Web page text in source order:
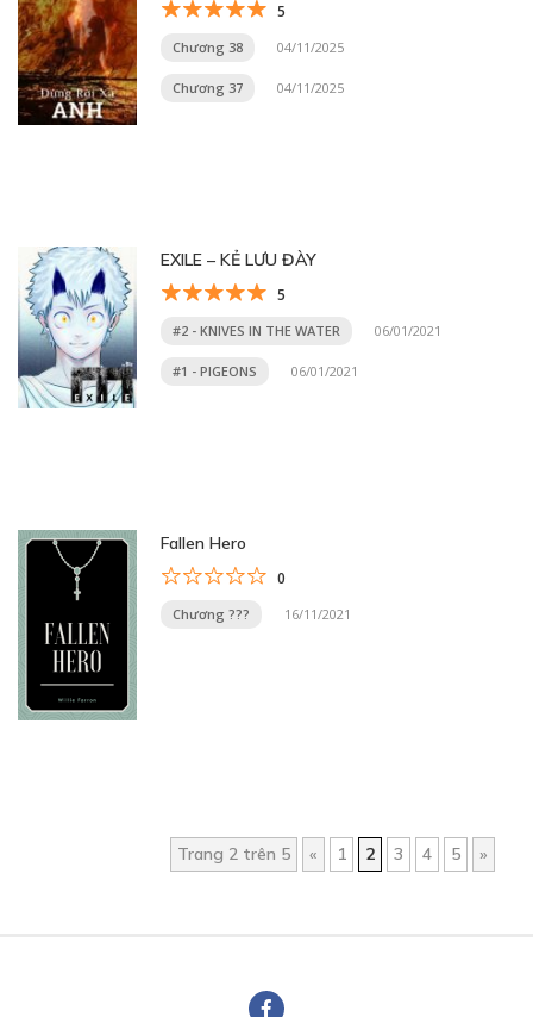
5
Chương 38 04/11/2025
Chương 37 04/11/2025
EXILE – KẺ LƯU ĐÀY
5
#2 - KNIVES IN THE WATER 06/01/2021
#1 - PIGEONS 06/01/2021
Fallen Hero
0
Chương ??? 16/11/2021
Trang 2 trên 5 « 1 2 3 4 5 »